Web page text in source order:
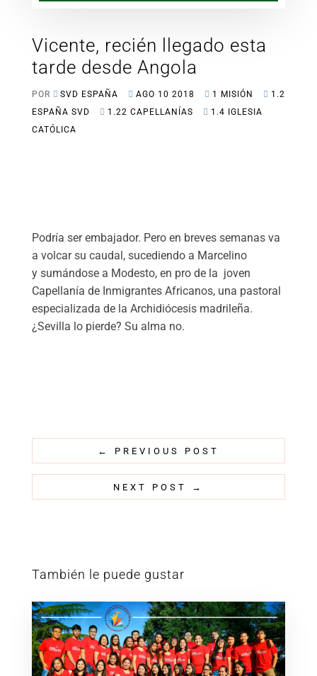
Vicente, recién llegado esta
tarde desde Angola
POR SVD ESPAÑA AGO 10 2018 1 MISIÓN
1.2
ESPAÑA SVD
1.22 CAPELLANÍAS
1.4 IGLESIA
CATÓLICA
Podría ser embajador. Pero en breves semanas va
a volcar su caudal, sucediendo a Marcelino
y sumándose a Modesto, en pro de la joven
Capellanía de Inmigrantes Africanos, una pastoral
especializada de la Archidiócesis madrileña.
¿Sevilla lo pierde? Su alma no.
← PREVIOUS POST
NEXT POST →
También le puede gustar